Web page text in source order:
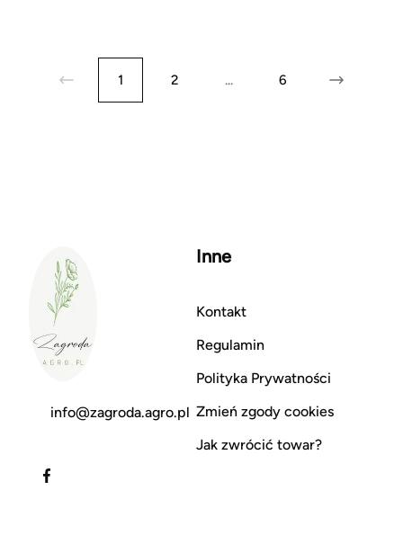
1 2 ... 6
info@zagroda.agro.pl
Inne
Kontakt
Regulamin
Polityka Prywatności
Zmień zgody cookies
Jak zwrócić towar?